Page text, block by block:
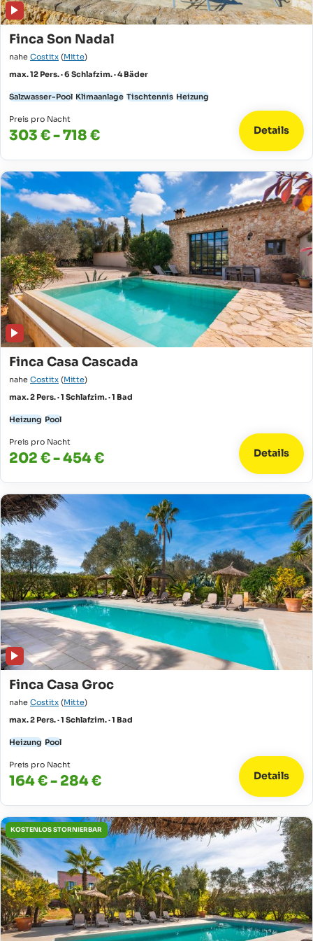
Finca Son Nadal
nahe Costitx (Mitte)
max. 12 Pers. · 6 Schlafzim. · 4 Bäder
Salzwasser-Pool Klimaanlage Tischtennis Heizung
Preis pro Nacht
303 € - 718 € Details
Finca Casa Cascada
nahe Costitx (Mitte)
max. 2 Pers. · 1 Schlafzim. · 1 Bad
Heizung Pool
Preis pro Nacht
202 € - 454 € Details
Finca Casa Groc
nahe Costitx (Mitte)
max. 2 Pers. · 1 Schlafzim. · 1 Bad
Heizung Pool
Preis pro Nacht
164 € - 284 € Details
KOSTENLOS STORNIERBAR